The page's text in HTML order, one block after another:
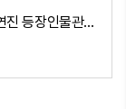
수지맞은 우리 드라마 정보 출연진 등장인물관계도 몇부작 줄거리 및 ott